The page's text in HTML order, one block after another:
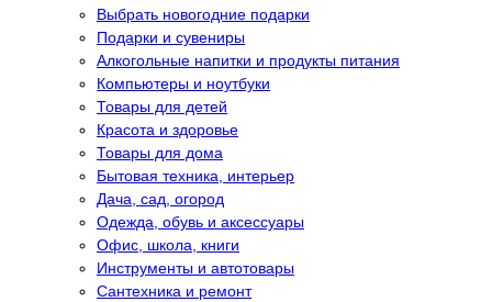
Выбрать новогодние подарки
Подарки и сувениры
Алкогольные напитки и продукты питания
Компьютеры и ноутбуки
Товары для детей
Красота и здоровье
Товары для дома
Бытовая техника, интерьер
Дача, сад, огород
Одежда, обувь и аксессуары
Офис, школа, книги
Инструменты и автотовары
Сантехника и ремонт